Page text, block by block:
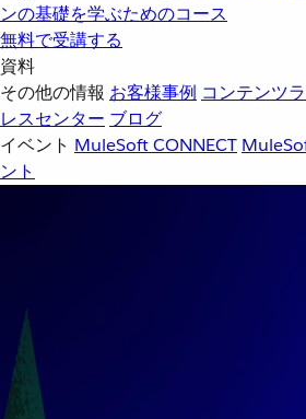
ンの基礎を学ぶためのコース
無料で受講する
資料
その他の情報 お客様事例 コンテンツ
レスセンター ブログ
イベント MuleSoft CONNECT
ント